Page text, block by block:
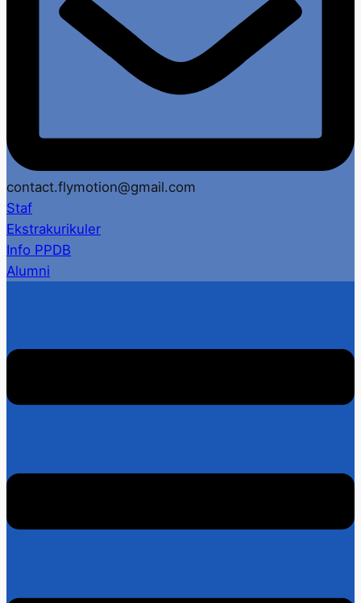
contact.flymotion@gmail.com
Staf
Ekstrakurikuler
Info PPDB
Alumni